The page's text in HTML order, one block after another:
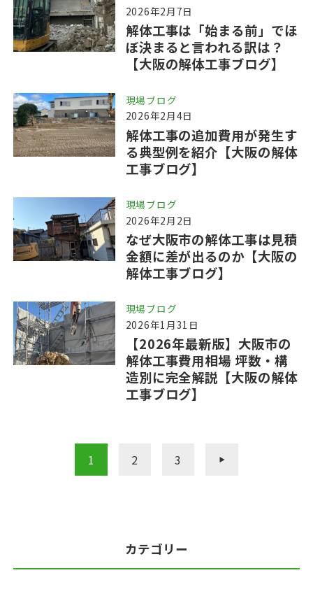
2026年2月7日
解体工事は「始まる前」でほ
ぼ決まると言われる訳は？
【大阪の解体工事ブログ】
現場ブログ
2026年2月4日
解体工事の追加費用が発生す
る典型例を紹介【大阪の解体
工事ブログ】
現場ブログ
2026年2月2日
なぜ大阪市の解体工事は見積
金額に差が出るのか【大阪の
解体工事ブログ】
現場ブログ
2026年1月31日
【2026年最新版】大阪市の
解体工事費用相場 坪数・構
造別に完全解説【大阪の解体
工事ブログ】
1 2 3 »
カテゴリー